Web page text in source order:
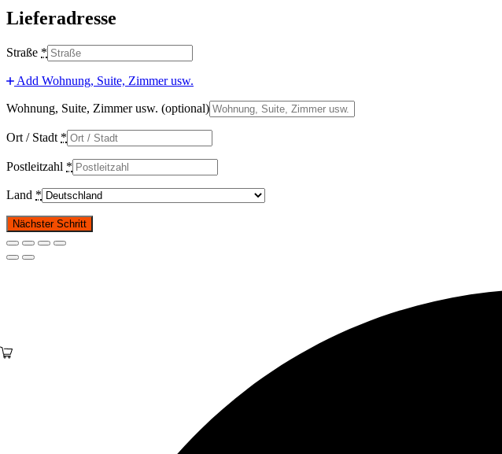
Lieferadresse
Straße *
Add Wohnung, Suite, Zimmer usw.
Wohnung, Suite, Zimmer usw. (optional)
Ort / Stadt *
Postleitzahl *
Land *
Nächster Schritt